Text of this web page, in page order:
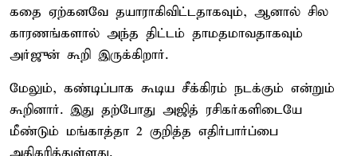
கதை ஏற்கனவே தயாராகிவிட்டதாகவும், ஆனால் சில
காரணங்களால் அந்த திட்டம் தாமதமாவதாகவும்
அர்ஜுன் கூறி இருக்கிறார்.
மேலும், கண்டிப்பாக கூடிய சீக்கிரம் நடக்கும் என்றும்
கூறினார். இது தற்போது அஜித் ரசிகர்களிடையே
மீண்டும் மங்காத்தா 2 குறித்த எதிர்பார்ப்பை